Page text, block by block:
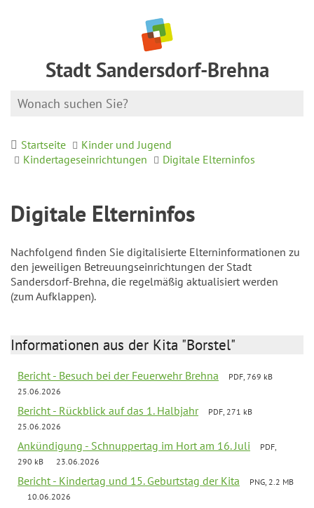
Stadt Sandersdorf-Brehna
Startseite
Kinder und Jugend
Kindertageseinrichtungen
Digitale Elterninfos
Digitale Elterninfos
Nachfolgend finden Sie digitalisierte Elterninformationen zu
den jeweiligen Betreuungseinrichtungen der Stadt
Sandersdorf-Brehna, die regelmäßig aktualisiert werden
(zum Aufklappen).
Informationen aus der Kita "Borstel"
Bericht - Besuch bei der Feuerwehr Brehna
PDF, 769 kB
25.06.2026
Bericht - Rückblick auf das 1. Halbjahr
PDF, 271 kB
25.06.2026
Ankündigung - Schnuppertag im Hort am 16. Juli
PDF,
290 kB
23.06.2026
Bericht - Kindertag und 15. Geburtstag der Kita
PNG, 2.2 MB
10.06.2026